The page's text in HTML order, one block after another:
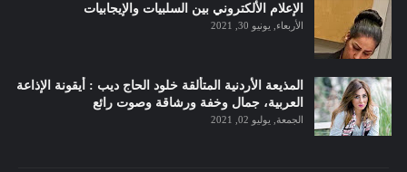
الإعلام الألكتروني بين السلبيات والإيجابيات
الأربعاء, يونيو 30, 2021
المذيعة الأردنية المتألقة خلود الحاج ديب : أيقونة الإذاعة
العربية، جمال وخفة ورشاقة وصوت رائع
الجمعة, يوليو 02, 2021